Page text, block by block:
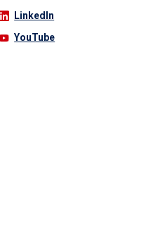
LinkedIn
YouTube